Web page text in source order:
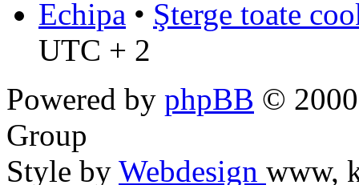
Echipa • Şterge toate
UTC + 2
Powered by phpBB ©
Group
Style by Webdesign www,